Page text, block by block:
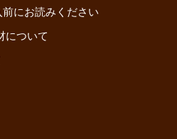
にお読みください
について